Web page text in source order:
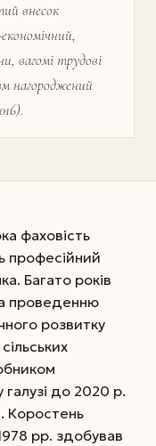
внесок
вагомі трудові
нагороджений
фаховість
професійний
Багато років
проведенню
розвитку
галузі до 2020 р.
Коростень
рр. здобував